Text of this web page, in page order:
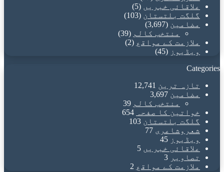
علاقائی خبریں (5)
گلگت بلتستان (103)
مضامین (3,697)
منتخب کالم (39)
ملازمت کے مواقع (2)
ویڈیوز (45)
Categories
تازہ ترین 12,741
مضامین 3,697
منتخب کالم 39
خواتین کا صفحہ 654
گلگت بلتستان 103
شعروشاعری 77
ویڈیوز 45
علاقائی خبریں 5
تصاویر 3
ملازمت کے مواقع 2